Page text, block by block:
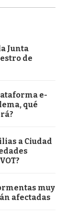
Junta
de
e-
qué
a Ciudad
muy
afectadas